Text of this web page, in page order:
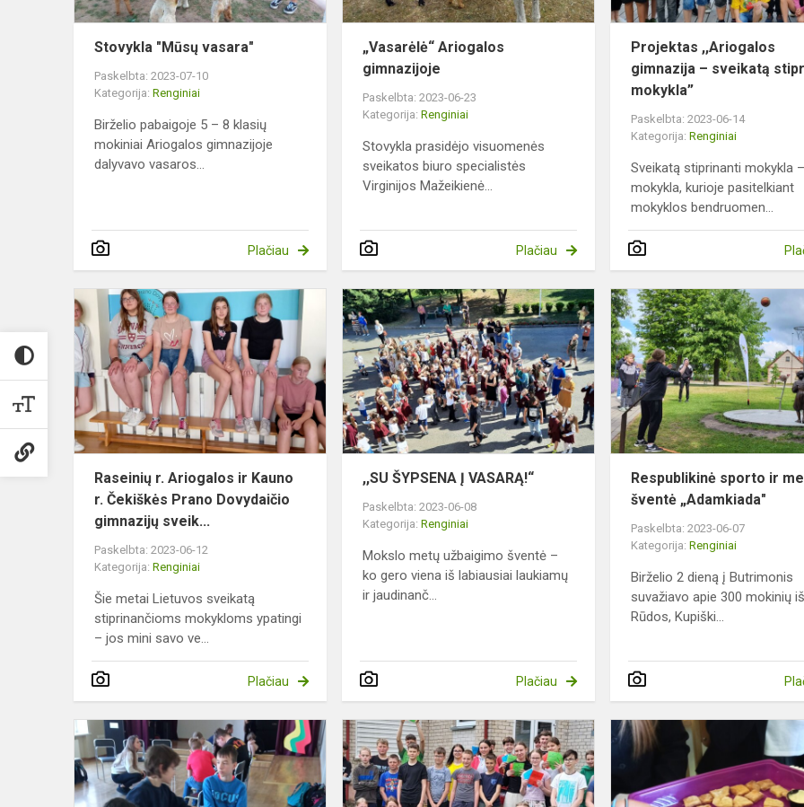
Stovykla "Mūsų vasara"
Paskelbta: 2023-07-10
Kategorija: Renginiai
Birželio pabaigoje 5 – 8 klasių
mokiniai Ariogalos gimnazijoje
dalyvavo vasaros...
Plačiau
„Vasarėlė“ Ariogalos
gimnazijoje
Paskelbta: 2023-06-23
Kategorija:Renginiai
Stovykla prasidėjo visuomenės
sveikatos biuro specialistės
Virginijos Mažeikienė...
Plačiau
Projektas ,,Ariogalos
gimnazija – sveikatą
mokykla”
Paskelbta: 2023-06-14
Kategorija:Renginiai
Sveikatą stiprinanti mokykla –
mokykla, kurioje pasitelkiant
mokyklos bendruomen...
Raseinių
Ariogalos
ir
Kauno
Čekiškės
Prano
Dovydaičio...
Raseinių r. Ariogalos ir Kauno
r. Čekiškės Prano Dovydaičio
gimnazijų sveik...
Paskelbta: 2023-06-12
Kategorija: Renginiai
Šie metai Lietuvos sveikatą
stiprinančioms mokykloms ypatingi
– jos mini savo ve...
Plačiau
,,SU
ŠYPSENA
VASARĄ!“
,,SU ŠYPSENA Į VASARĄ!“
Paskelbta: 2023-06-08
Kategorija:Renginiai
Mokslo metų užbaigimo šventė –
ko gero viena iš labiausiai laukiamų
ir jaudinanč...
Plačiau
Respublikinė sporto ir
šventė „Adamkiada"
Paskelbta: 2023-06-07
Kategorija:Renginiai
Birželio 2 dieną į Butrimonis
suvažiavo apie 300 mokinių
Rūdos, Kupiški...
Bendradarbiavimo
svarba
nauda
Startai
lengvosios
atletikos
varžybose